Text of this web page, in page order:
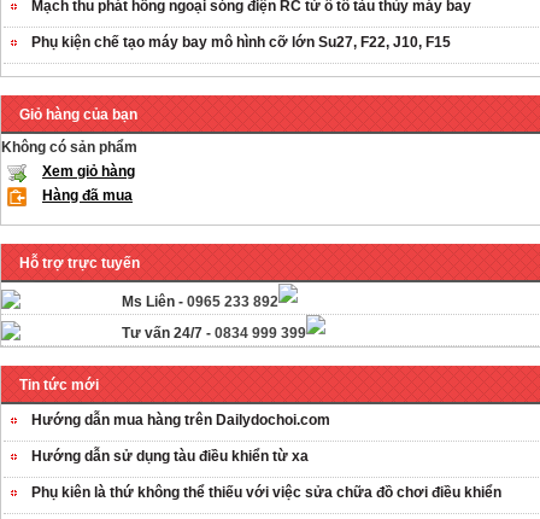
Mạch thu phát hồng ngoại sóng điện RC từ ô tô tàu thủy máy bay
Phụ kiện chế tạo máy bay mô hình cỡ lớn Su27, F22, J10, F15
Giỏ hàng của bạn
Không có sản phẩm
Xem giỏ hàng
Hàng đã mua
Hỗ trợ trực tuyến
Ms Liên - 0965 233 892
Tư vấn 24/7 - 0834 999 399
Tin tức mới
Hướng dẫn mua hàng trên Dailydochoi.com
Hướng dẫn sử dụng tàu điều khiển từ xa
Phụ kiên là thứ không thể thiếu với việc sửa chữa đồ chơi điều khiển